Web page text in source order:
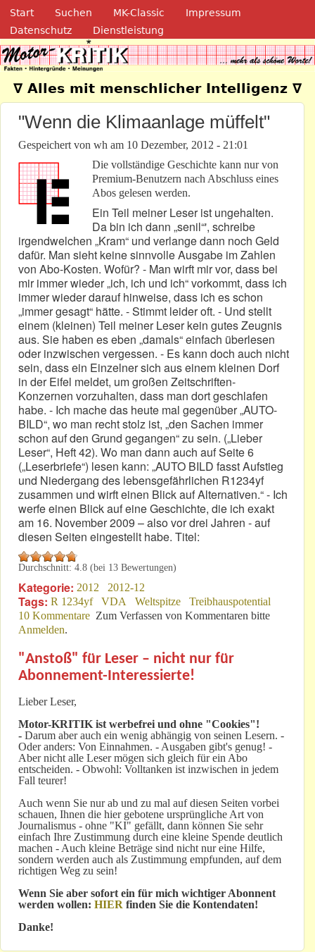
Direkt zum Inhalt
Navigation
Start Suchen MK-Classic
Impressum
Datenschutz
Dienstleistung
Motor-Kritik.de
∇ Alles mit menschlicher Intelligenz ∇
"Wenn die Klimaanlage müffelt"
Gespeichert von wh am 10 Dezember, 2012 - 21:01
Die vollständige Geschichte kann nur von
Premium-Benutzern nach Abschluss eines
Abos gelesen werden.
Ein Teil meiner Leser ist ungehalten.
Da bin ich dann „senil“', schreibe
irgendwelchen „Kram“ und verlange dann noch Geld
dafür. Man sieht keine sinnvolle Ausgabe im Zahlen
von Abo-Kosten. Wofür? - Man wirft mir vor, dass bei
mir immer wieder „ich, ich und ich“ vorkommt, dass ich
immer wieder darauf hinweise, dass ich es schon
„immer gesagt“ hätte. - Stimmt leider oft. - Und stellt
einem (kleinen) Teil meiner Leser kein gutes Zeugnis
aus. Sie haben es eben „damals“ einfach überlesen
oder inzwischen vergessen. - Es kann doch auch nicht
sein, dass ein Einzelner sich aus einem kleinen Dorf
in der Eifel meldet, um großen Zeitschriften-
Konzernen vorzuhalten, dass man dort geschlafen
habe. - Ich mache das heute mal gegenüber „AUTO-
BILD“, wo man recht stolz ist, „den Sachen immer
schon auf den Grund gegangen“ zu sein. („Lieber
Leser“, Heft 42). Wo man dann auch auf Seite 6
(„Leserbriefe“) lesen kann: „AUTO BILD fasst Aufstieg
und Niedergang des lebensgefährlichen R1234yf
zusammen und wirft einen Blick auf Alternativen.“ - Ich
werfe einen Blick auf eine Geschichte, die ich exakt
am 16. November 2009 – also vor drei Jahren - auf
diesen Seiten eingestellt habe. Titel:
Durchschnitt: 4.8 (bei 13 Bewertungen)
Kategorie: 2012 2012-12
Tags: R 1234yf VDA Weltspitze
Treibhauspotential
10 Kommentare Zum Verfassen von Kommentaren bitte
Anmelden.
"Anstoß" für Leser – nicht nur für
Abonnement-Interessierte!
Lieber Leser,
Motor-KRITIK ist werbefrei und ohne "Cookies"!
- Darum aber auch ein wenig abhängig von seinen Lesern. -
Oder anders: Von Einnahmen. - Ausgaben gibt's genug! -
Aber nicht alle Leser mögen sich gleich für ein Abo
entscheiden. - Obwohl: Volltanken ist inzwischen in jedem
Fall teurer!
Auch wenn Sie nur ab und zu mal auf diesen Seiten vorbei
schauen, Ihnen die hier gebotene ursprüngliche Art von
Journalismus - ohne "KI" gefällt, dann können Sie sehr
einfach Ihre Zustimmung durch eine kleine Spende deutlich
machen - Auch kleine Beträge sind nicht nur eine Hilfe,
sondern werden auch als Zustimmung empfunden, auf dem
richtigen Weg zu sein!
Wenn Sie aber sofort ein für mich wichtiger Abonnent
werden wollen: HIER finden Sie die Kontendaten!
Danke!